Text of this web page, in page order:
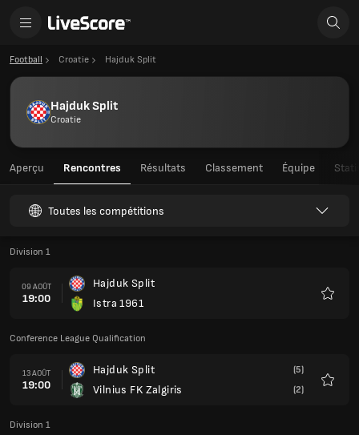
Football Croatie Hajduk Split
Hajduk Split
Croatie
Aperçu Rencontres Résultats Classement Équipe
Toutes les compétitions
Division 1
09 AOÛT
19:00
Hajduk Split
Istra 1961
Conference League Qualification
13 AOÛT
19:00
Hajduk Split
Vilnius FK Zalgiris
(5)
(2)
Division 1